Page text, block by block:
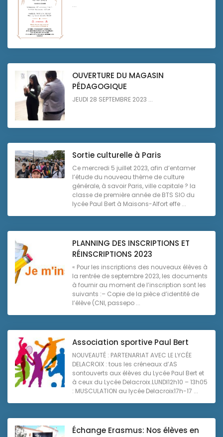
...
OUVERTURE DU MAGASIN
PÉDAGOGIQUE
JEUDI 28 SEPTEMBRE 2023 ...
Sortie culturelle à Paris
Ce mercredi 5 juillet 2023, afin d’entamer
l’étude du nouveau thème de culture
générale, à savoir Paris, ville capitale ? la
classe de première année de BTS SIO du
lycée Paul Bert à Maisons-Alfort effe ...
PLANNING DES INSCRIPTIONS ET
RÉINSCRIPTIONS 2023
« Pour les inscriptions des nouveaux élèves à
la rentrée de septembre 2023, les documents
à fournir au moment de l’inscription sont les
suivants :– Copie de la pièce d’identité de
l’élève (CNI, passepo ...
Association sportive Paul Bert
NOUVEAUTÉ : PARTENARIAT AVEC LE LYCÉE
DELACROIX : tous les créneaux d’AS
sontouverts aux élèves du Lycée Paul Bert et
à ceux du Lycée Delacroix.LUNDI12h10 – 13h05
: MUSCULATION au lycée Delacroix17h-17 ...
Échange Erasmus: Nos élèves en